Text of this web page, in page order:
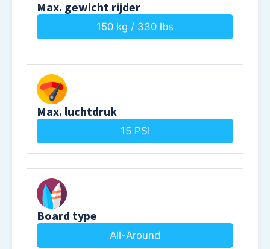
Max. gewicht rijder
150 kg / 330 lbs
Max. luchtdruk
15 PSI
Board type
All-Around